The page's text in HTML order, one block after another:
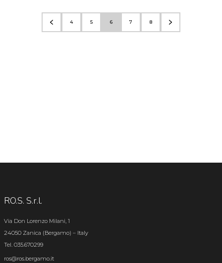
4 5 6 7 8
RO.S. S.r.l.
Via Don Lorenzo Milani, 1
24050 Zanica (Bergamo) – Italy
Tel. 035.670299
ros@ros.bergamo.it